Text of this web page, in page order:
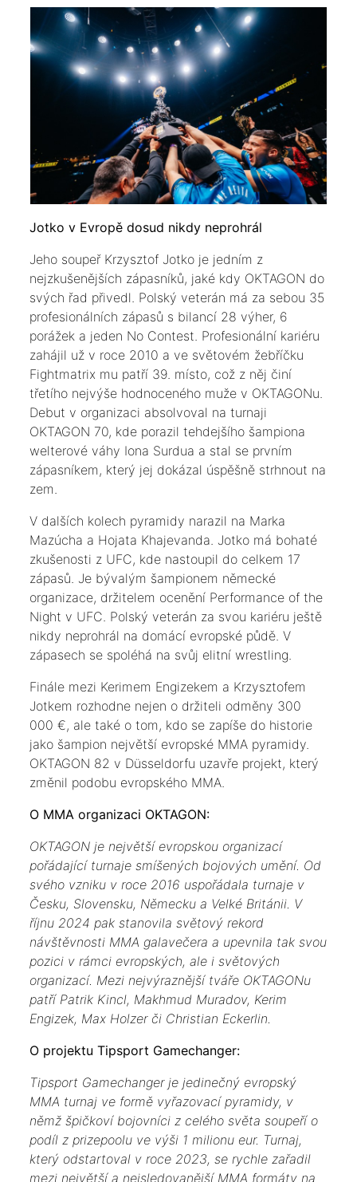
Jotko v Evropě dosud nikdy neprohrál
Jeho soupeř Krzysztof Jotko je jedním z
nejzkušenějších zápasníků, jaké kdy OKTAGON do
svých řad přivedl. Polský veterán má za sebou 35
profesionálních zápasů s bilancí 28 výher, 6
porážek a jeden No Contest. Profesionální kariéru
zahájil už v roce 2010 a ve světovém žebříčku
Fightmatrix mu patří 39. místo, což z něj činí
třetího nejvýše hodnoceného muže v OKTAGONu.
Debut v organizaci absolvoval na turnaji
OKTAGON 70, kde porazil tehdejšího šampiona
welterové váhy Iona Surdua a stal se prvním
zápasníkem, který jej dokázal úspěšně strhnout na
zem.
V dalších kolech pyramidy narazil na Marka
Mazúcha a Hojata Khajevanda. Jotko má bohaté
zkušenosti z UFC, kde nastoupil do celkem 17
zápasů. Je bývalým šampionem německé
organizace, držitelem ocenění Performance of the
Night v UFC. Polský veterán za svou kariéru ještě
nikdy neprohrál na domácí evropské půdě. V
zápasech se spoléhá na svůj elitní wrestling.
Finále mezi Kerimem Engizekem a Krzysztofem
Jotkem rozhodne nejen o držiteli odměny 300
000 €, ale také o tom, kdo se zapíše do historie
jako šampion největší evropské MMA pyramidy.
OKTAGON 82 v Düsseldorfu uzavře projekt, který
změnil podobu evropského MMA.
O MMA organizaci OKTAGON:
OKTAGON je největší evropskou organizací
pořádající turnaje smíšených bojových umění. Od
svého vzniku v roce 2016 uspořádala turnaje v
Česku, Slovensku, Německu a Velké Británii. V
říjnu 2024 pak stanovila světový rekord
návštěvnosti MMA galavečera a upevnila tak svou
pozici v rámci evropských, ale i světových
organizací. Mezi nejvýraznější tváře OKTAGONu
patří Patrik Kincl, Makhmud Muradov, Kerim
Engizek, Max Holzer či Christian Eckerlin.
O projektu Tipsport Gamechanger:
Tipsport Gamechanger je jedinečný evropský
MMA turnaj ve formě vyřazovací pyramidy, v
němž špičkoví bojovníci z celého světa soupeří o
podíl z prizepoolu ve výši 1 milionu eur. Turnaj,
který odstartoval v roce 2023, se rychle zařadil
mezi největší a nejsledovanější MMA formáty na